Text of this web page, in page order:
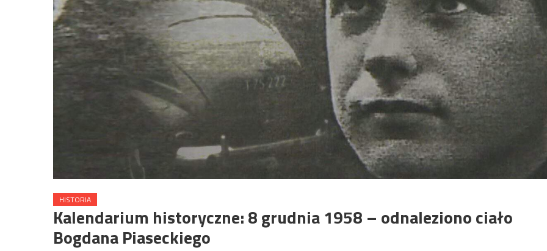
HISTORIA
Kalendarium historyczne: 8 grudnia 1958 – odnaleziono ciało
Bogdana Piaseckiego